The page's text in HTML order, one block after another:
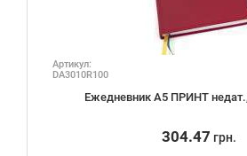
Артикул:
DA3010R100
Ежедневник А5 ПРИНТ
304.47 грн.